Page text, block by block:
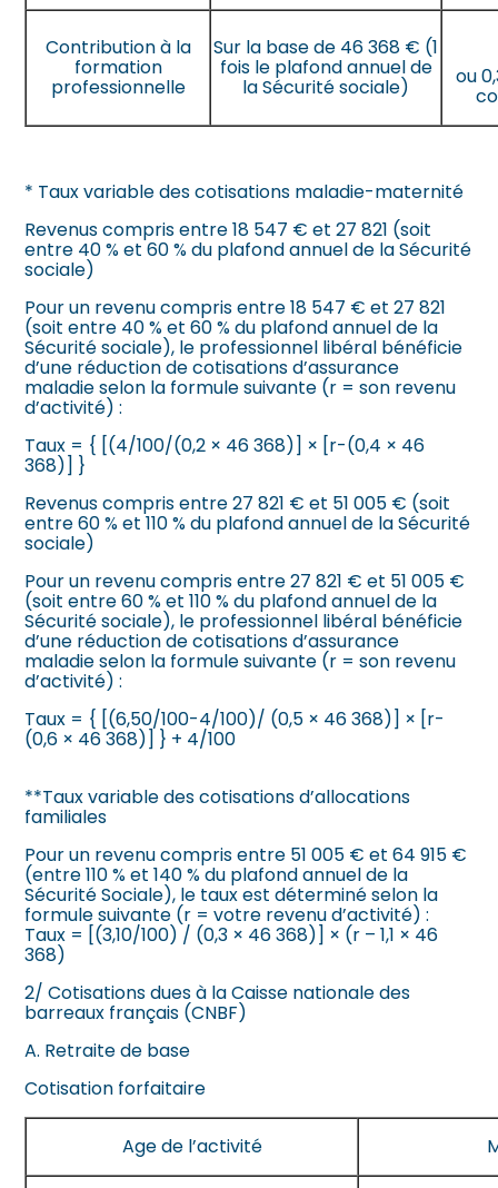
Contribution à la
formation
professionnelle
Sur la base de 46 368 € (1
fois le plafond annuel de
la Sécurité sociale) ou
* Taux variable des cotisations maladie-maternité
Revenus compris entre 18 547 € et 27 821 (soit
entre 40 % et 60 % du plafond annuel de la Sécurité
sociale)
Pour un revenu compris entre 18 547 € et 27 821
(soit entre 40 % et 60 % du plafond annuel de la
Sécurité sociale), le professionnel libéral bénéficie
d’une réduction de cotisations d’assurance
maladie selon la formule suivante (r = son revenu
d’activité) :
Taux = { [(4/100/(0,2 × 46 368)] × [r-(0,4 × 46
368)] }
Revenus compris entre 27 821 € et 51 005 € (soit
entre 60 % et 110 % du plafond annuel de la Sécurité
sociale)
Pour un revenu compris entre 27 821 € et 51 005 €
(soit entre 60 % et 110 % du plafond annuel de la
Sécurité sociale), le professionnel libéral bénéficie
d’une réduction de cotisations d’assurance
maladie selon la formule suivante (r = son revenu
d’activité) :
Taux = { [(6,50/100-4/100)/ (0,5 × 46 368)] × [r-
(0,6 × 46 368)] } + 4/100
**Taux variable des cotisations d’allocations
familiales
Pour un revenu compris entre 51 005 € et 64 915 €
(entre 110 % et 140 % du plafond annuel de la
Sécurité Sociale), le taux est déterminé selon la
formule suivante (r = votre revenu d’activité) :
Taux = [(3,10/100) / (0,3 × 46 368)] × (r – 1,1 × 46
368)
2/Cotisationsduesà la Caisse nationale des
barreaux français (CNBF)
A. Retraite de base
Cotisation forfaitaire
Age de l’activité